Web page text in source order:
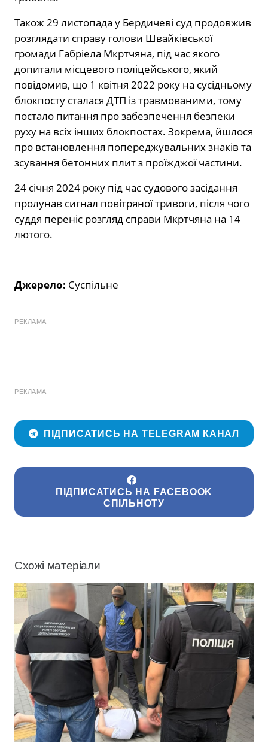
Також 29 листопада у Бердичеві суд продовжив
розглядати справу голови Швайківської
громади Габріела Мкртчяна, під час якого
допитали місцевого поліцейського, який
повідомив, що 1 квітня 2022 року на сусідньому
блокпосту сталася ДТП із травмованими, тому
постало питання про забезпечення безпеки
руху на всіх інших блокпостах. Зокрема, йшлося
про встановлення попереджувальних знаків та
зсування бетонних плит з проїжджої частини.
24 січня 2024 року під час судового засідання
пролунав сигнал повітряної тривоги, після чого
суддя переніс розгляд справи Мкртчяна на 14
лютого.
Джерело: Суспільне
РЕКЛАМА
РЕКЛАМА
ПІДПИСАТИСЬ НА TELEGRAM КАНАЛ
ПІДПИСАТИСЬ НА FACEBOOK
СПІЛЬНОТУ
Схожі матеріали